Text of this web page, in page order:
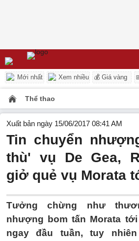
Mới nhất Xem nhiều 💰 Giá vàng
Thể thao
Xuất bản ngày 15/06/2017 08:41 AM
Tin chuyển
thù' vụ De Gea,
giở quẻ vụ Morata
Tưởng chừng như
nhượng bom tấn Morata
ngay đầu tuần, tuy